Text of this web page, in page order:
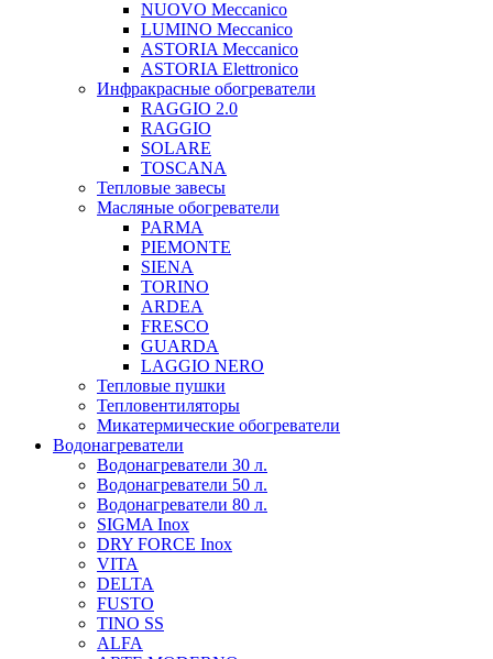
NUOVO Meccanico
LUMINO Meccanico
ASTORIA Meccanico
ASTORIA Elettronico
Инфракрасные обогреватели
RAGGIO 2.0
RAGGIO
SOLARE
TOSCANA
Тепловые завесы
Масляные обогреватели
PARMA
PIEMONTE
SIENA
TORINO
ARDEA
FRESCO
GUARDA
LAGGIO NERO
Тепловые пушки
Тепловентиляторы
Микатермические обогреватели
Водонагреватели
Водонагреватели 30 л.
Водонагреватели 50 л.
Водонагреватели 80 л.
SIGMA Inox
DRY FORCE Inox
VITA
DELTA
FUSTO
TINO SS
ALFA